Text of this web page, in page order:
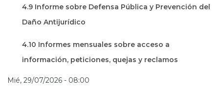
4.9 Informe sobre Defensa Pública y Prevención del
Daño Antijurídico
4.10 Informes mensuales sobre acceso a
información, peticiones, quejas y reclamos
Mié, 29/07/2026 - 08:00